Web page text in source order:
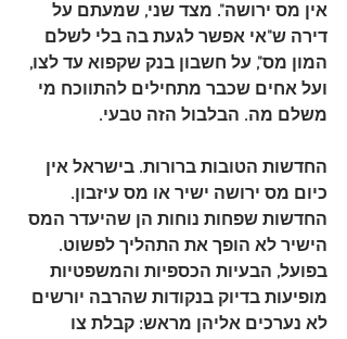
אין מס ירושה". מצד שני, שמעתם על
דירה ש"אי אפשר לגעת בה בלי לשלם
המון מס", על חשבון בנק שקפוא עד לצו,
ועל אחים שכבר מתחילים להתווכח מי
משלם מה. הבלבול הזה טבעי.
החדשות הטובות ברורות. בישראל אין
כיום מס ירושה ישיר או מס עיזבון.
החדשות שפחות נוחות הן שהיעדר המס
הישיר לא הופך את התהליך לפשוט.
בפועל, הבעיות הכספיות והמשפטיות
מופיעות בדיוק בנקודות שהרבה יורשים
לא נערכים אליהן מראש: קבלת צו